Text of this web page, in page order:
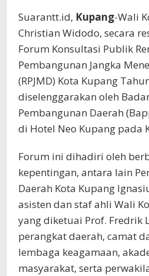
Suarantt.id, Kupang-Wali
Christian Widodo, secara
Forum Konsultasi Publik
Pembangunan Jangka
(RPJMD) Kota Kupang
diselenggarakan oleh
Pembangunan Daerah
di Hotel Neo Kupang pada
Forum ini dihadiri oleh
kepentingan, antara lain
Daerah Kota Kupang
asisten dan staf ahli Wali
yang diketuai Prof. Fredrik
perangkat daerah, camat
lembaga keagamaan,
masyarakat, serta